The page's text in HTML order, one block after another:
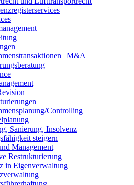
| M&A
Controlling
Sanierung, Insolvenz
steigern
Management
Restrukturierung
in Eigenverwaltung